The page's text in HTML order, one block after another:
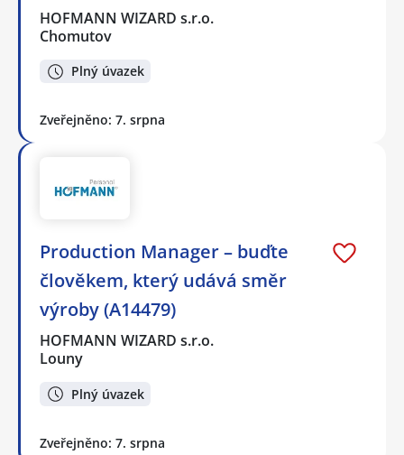
HOFMANN WIZARD s.r.o.
Chomutov
Plný úvazek
Zveřejněno: 7. srpna
Production Manager – buďte
člověkem, který udává směr
výroby (A14479)
HOFMANN WIZARD s.r.o.
Louny
Plný úvazek
Zveřejněno: 7. srpna